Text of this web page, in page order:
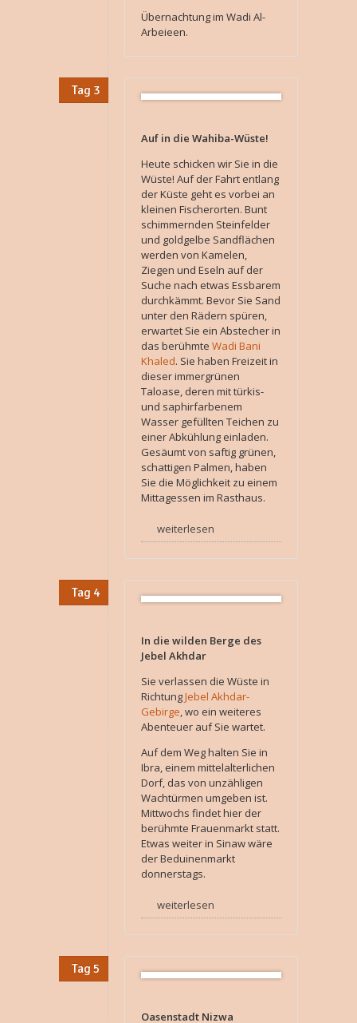
Übernachtung im Wadi Al-
Arbeieen.
Tag 3
Auf in die Wahiba-Wüste!
Heute schicken wir Sie in die
Wüste! Auf der Fahrt entlang
der Küste geht es vorbei an
kleinen Fischerorten. Bunt
schimmernden Steinfelder
und goldgelbe Sandflächen
werden von Kamelen,
Ziegen und Eseln auf der
Suche nach etwas Essbarem
durchkämmt. Bevor Sie Sand
unter den Rädern spüren,
erwartet Sie ein Abstecher in
das berühmte Wadi Bani
Khaled. Sie haben Freizeit in
dieser immergrünen
Taloase, deren mit türkis-
und saphirfarbenem
Wasser gefüllten Teichen zu
einer Abkühlung einladen.
Gesäumt von saftig grünen,
schattigen Palmen, haben
Sie die Möglichkeit zu einem
Mittagessen im Rasthaus.
weiterlesen
Tag 4
In die wilden Berge des
Jebel Akhdar
Sie verlassen die Wüste in
RichtungJebel Akhdar-
Gebirge, wo ein weiteres
Abenteuer auf Sie wartet.
Auf dem Weg halten Sie in
Ibra, einem mittelalterlichen
Dorf, das von unzähligen
Wachtürmen umgeben ist.
Mittwochs findet hier der
berühmte Frauenmarkt statt.
Etwas weiter in Sinaw wäre
der Beduinenmarkt
donnerstags.
weiterlesen
Tag 5
Oasenstadt Nizwa